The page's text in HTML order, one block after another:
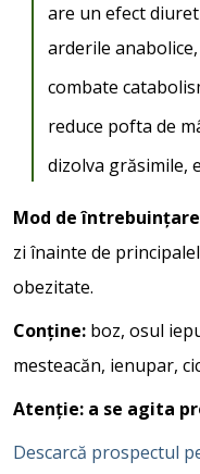
are un efect
arderile anabolice,
combate
reduce pofta de
dizolva grăsimile,
Mod de
zi înainte de
obezitate.
Conține: boz, osul
mesteacăn, ienupar,
Atenție: a se agita
Descarcă prospectul